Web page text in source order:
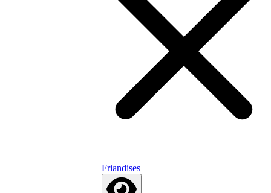
Friandises